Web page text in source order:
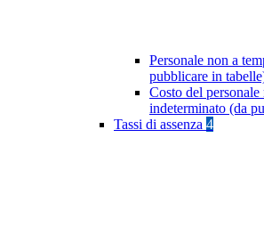
Personale non a
pubblicare in
Costo del personale
indeterminato (da
Tassi di assenza 4